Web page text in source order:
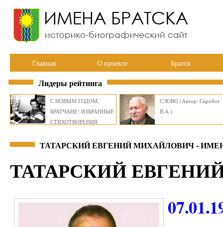
Главная О проекте Братск
Лидеры рейтинга
С НОВЫМ ГОДОМ,
БРАТЧАНЕ! ИЗБРАННЫЕ
СТИХОТВОРЕНИЯ
СЛОВО (Автор: Скробот
В.А.)
ТАТАРСКИЙ ЕВГЕНИЙ МИХАЙЛОВИЧ -
ТАТАРСКИЙ